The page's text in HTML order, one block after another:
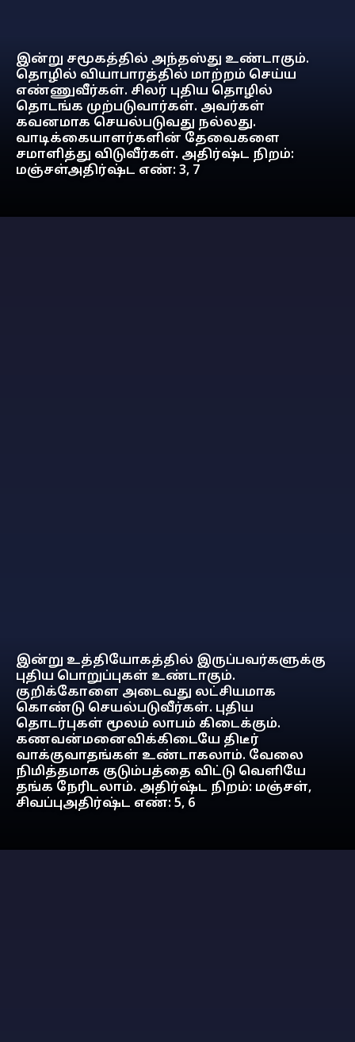
இன்று சமூகத்தில் அந்தஸ்து உண்டாகும்.
தொழில் வியாபாரத்தில் மாற்றம் செய்ய
எண்ணுவீர்கள். சிலர் புதிய தொழில்
தொடங்க முற்படுவார்கள். அவர்கள்
கவனமாக செயல்படுவது நல்லது.
வாடிக்கையாளர்களின் தேவைகளை
சமாளித்து விடுவீர்கள். அதிர்ஷ்ட நிறம்:
மஞ்சள்அதிர்ஷ்ட எண்: 3, 7
இன்று உத்தியோகத்தில் இருப்பவர்களுக்கு
புதிய பொறுப்புகள் உண்டாகும்.
குறிக்கோளை அடைவது லட்சியமாக
கொண்டு செயல்படுவீர்கள். புதிய
தொடர்புகள் மூலம் லாபம் கிடைக்கும்.
கணவன்மனைவிக்கிடையே திடீர்
வாக்குவாதங்கள் உண்டாகலாம். வேலை
நிமித்தமாக குடும்பத்தை விட்டு வெளியே
தங்க நேரிடலாம். அதிர்ஷ்ட நிறம்: மஞ்சள்,
சிவப்புஅதிர்ஷ்ட எண்: 5, 6